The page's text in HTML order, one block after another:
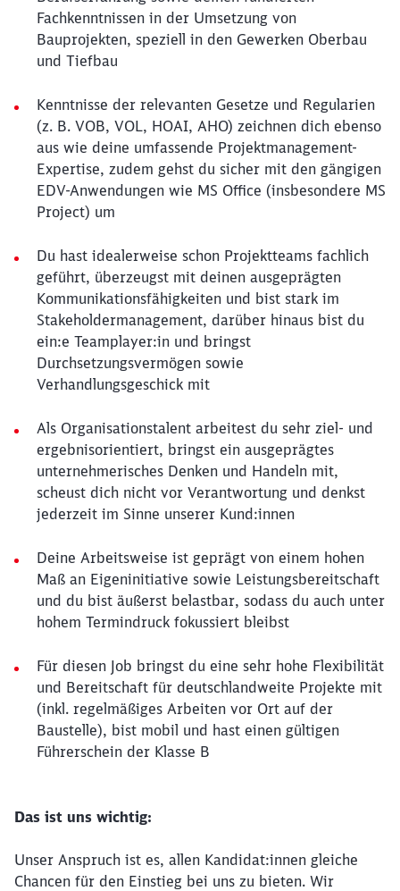
Fachkenntnissen in der Umsetzung von
Bauprojekten, speziell in den Gewerken Oberbau
und Tiefbau
Kenntnisse der relevanten Gesetze und Regularien
(z. B. VOB, VOL, HOAI, AHO) zeichnen dich ebenso
aus wie deine umfassende Projektmanagement-
Expertise, zudem gehst du sicher mit den gängigen
EDV-Anwendungen wie MS Office (insbesondere MS
Project) um
Du hast idealerweise schon Projektteams fachlich
geführt, überzeugst mit deinen ausgeprägten
Kommunikationsfähigkeiten und bist stark im
Stakeholdermanagement, darüber hinaus bist du
ein:e Teamplayer:in und bringst
Durchsetzungsvermögen sowie
Verhandlungsgeschick mit
Als Organisationstalent arbeitest du sehr ziel- und
ergebnisorientiert, bringst ein ausgeprägtes
unternehmerisches Denken und Handeln mit,
scheust dich nicht vor Verantwortung und denkst
jederzeit im Sinne unserer Kund:innen
Deine Arbeitsweise ist geprägt von einem hohen
Maß an Eigeninitiative sowie Leistungsbereitschaft
und du bist äußerst belastbar, sodass du auch unter
hohem Termindruck fokussiert bleibst
Für diesen Job bringst du eine sehr hohe Flexibilität
und Bereitschaft für deutschlandweite Projekte mit
(inkl. regelmäßiges Arbeiten vor Ort auf der
Baustelle), bist mobil und hast einen gültigen
Führerschein der Klasse B
Das ist uns wichtig:
Unser Anspruch ist es, allen Kandidat:innen gleiche
Chancen für den Einstieg bei uns zu bieten. Wir